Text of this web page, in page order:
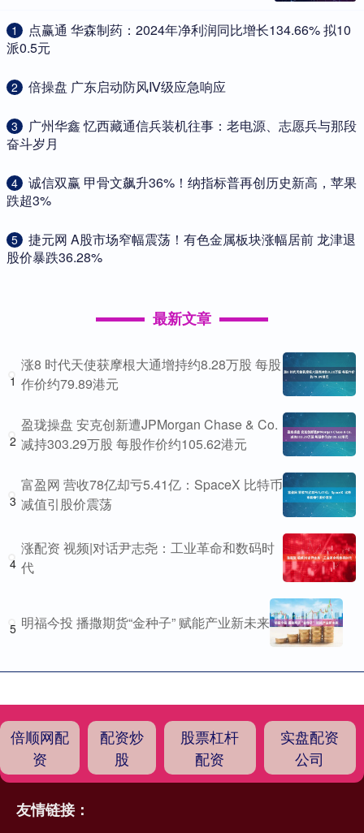
1
​点赢通 华森制药：2024年净利润同比增长134.66% 拟10
派0.5元
2 ​倍操盘 广东启动防风Ⅳ级应急响应
3
​广州华鑫 忆西藏通信兵装机往事：老电源、志愿兵与那段
奋斗岁月
4
​诚信双赢 甲骨文飙升36%！纳指标普再创历史新高，苹果
跌超3%
5
​捷元网 A股市场窄幅震荡！有色金属板块涨幅居前 龙津退
股价暴跌36.28%
最新文章
1
涨8 时代天使获摩根大通增持约8.28万股 每股
作价约79.89港元
2
盈珑操盘 安克创新遭JPMorgan Chase & Co.
减持303.29万股 每股作价约105.62港元
3
富盈网 营收78亿却亏5.41亿：SpaceX 比特币
减值引股价震荡
4
涨配资 视频|对话尹志尧：工业革命和数码时
代
5 明福今投 播撒期货“金种子” 赋能产业新未来
倍顺网配
资
配资炒
股
股票杠杆
配资
实盘配资
公司
友情链接：